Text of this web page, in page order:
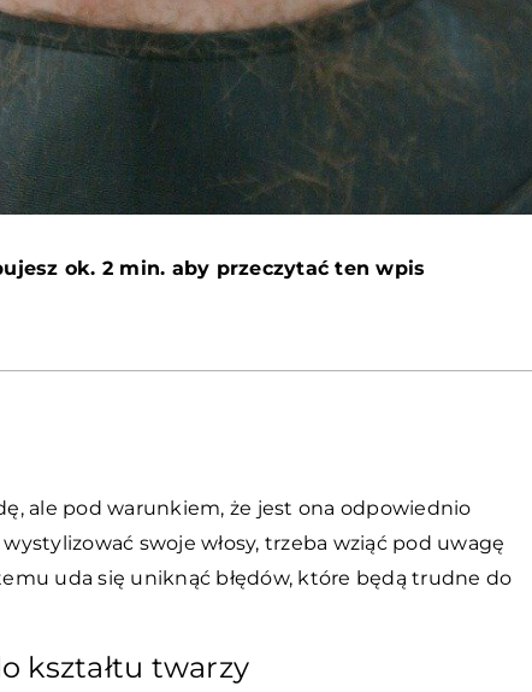
ok. 2 min. aby przeczytać ten wpis
ale pod warunkiem, że jest ona odpowiednio
swoje włosy, trzeba wziąć pod uwagę
uda się uniknąć błędów, które będą trudne do
kształtu twarzy